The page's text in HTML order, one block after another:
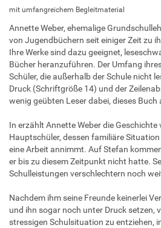
mit umfangreichem Begleitmaterial
Annette Weber, ehemalige
von Jugendbüchern seit einiger Zeit zu
Ihre Werke sind dazu geeignet,
Bücher heranzuführen. Der Umfang
Schüler, die außerhalb der Schule nicht
Druck (Schriftgröße 14) und der
wenig geübten Leser dabei, dieses Buch
In erzählt Annette Weber die Geschichte
Hauptschüler, dessen familiäre
eine Arbeit annimmt. Auf Stefan
er bis zu diesem Zeitpunkt nicht hatte.
Schulleistungen verschlechtern noch
Nachdem ihm seine Freunde keinerlei
und ihn sogar noch unter Druck setzen,
stressigen Schulsituation zu entziehen,